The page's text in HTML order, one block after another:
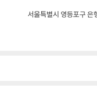
서울특별시 영등포구 은